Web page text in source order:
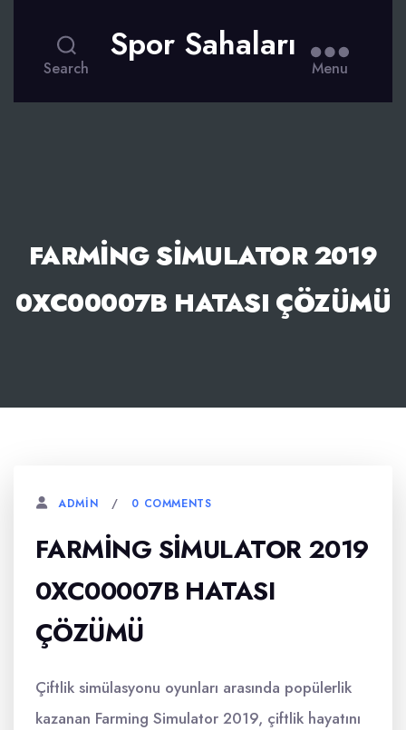
Search
Spor Sahaları
Menu
FARMING SIMULATOR 2019
0XC00007B HATASI ÇÖZÜMÜ
ADMIN 0 COMMENTS
FARMING SIMULATOR 2019
0XC00007B HATASI
ÇÖZÜMÜ
Çiftlik simülasyonu oyunları arasında popülerlik
kazanan Farming Simulator 2019, çiftlik hayatını